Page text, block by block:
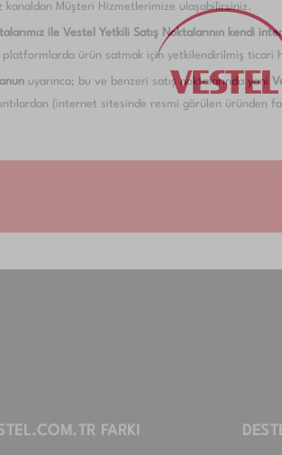
Müşteri Hizmetlerimize ulaşabilirsiniz.
ile Vestel Yetkili Satış Noktalarının kendi
ürün satmak için yetkilendirilmiş ticari
uyarınca; bu ve benzeri satış noktalarında yani
(internet sitesinde resmi görülen üründen
FARKI